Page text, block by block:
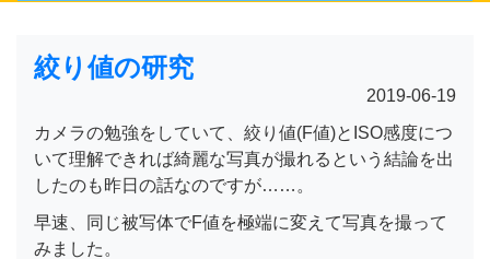
絞り値の研究
2019-06-19
カメラの勉強をしていて、絞り値(F値)とISO感度につ
いて理解できれば綺麗な写真が撮れるという結論を出
したのも昨日の話なのですが……。
早速、同じ被写体でF値を極端に変えて写真を撮って
みました。